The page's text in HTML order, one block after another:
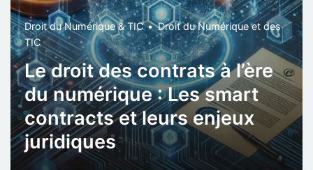
Le droit des contrats à l’ère
du numérique : Les smart
contracts et leurs enjeux
juridiques
Droit du Numérique & TIC
Droit du Numérique et des
TIC